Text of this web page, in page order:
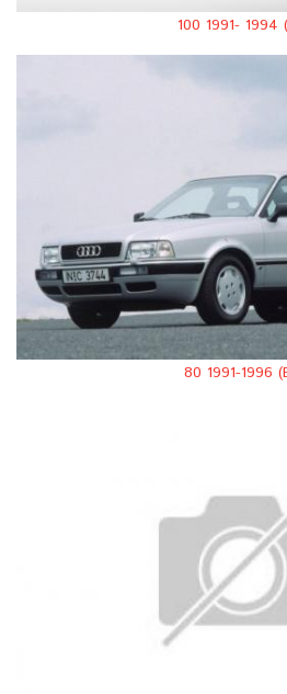
100 1991- 1994
80 1991-1996